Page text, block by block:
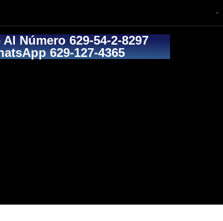
Número 629-54-2-8297
629-127-4365